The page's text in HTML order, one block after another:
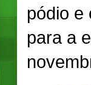
pódio e
para a